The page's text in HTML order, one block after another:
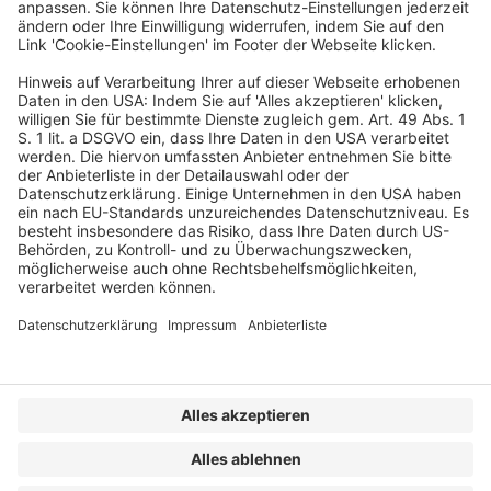
Veröffentlicht am8. Juli 2026 vonkw
a) Ein Angebot im Sinne der § 1 Abs. 1 Satz 1, § 6
VermAnlG ist öffentlich, wenn die Personen, an die das
Angebot gerichtet ist, nicht über eine im […]
WEITERLESEN
Wirtschaftsrecht/ Artikel/ BB
MEDIADATEN
DATENSCHUTZ